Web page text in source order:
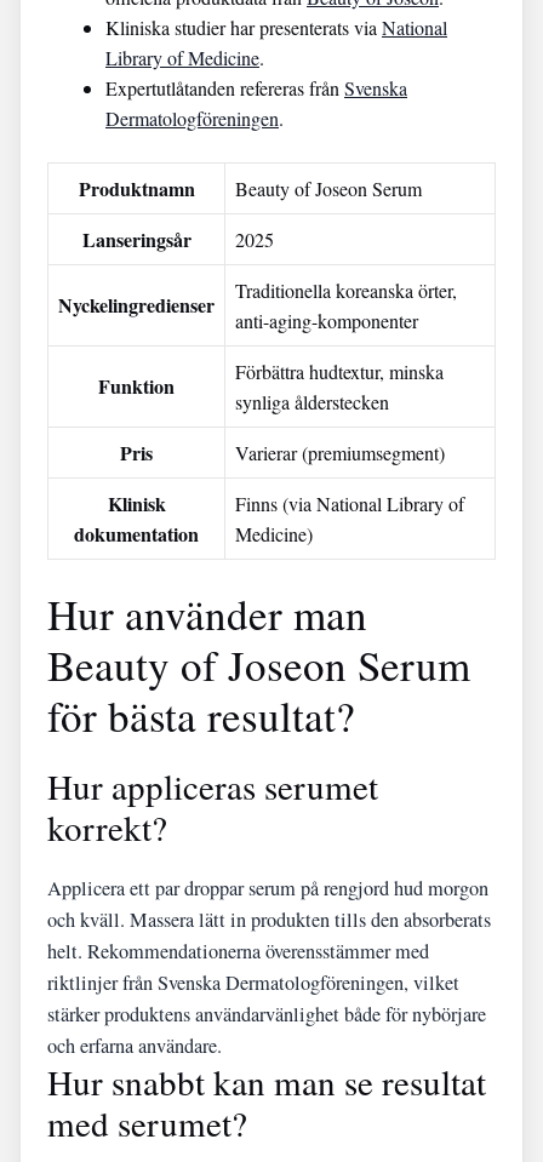
Kliniska studier har presenterats via National
Library of Medicine.
Expertutlåtanden refereras från Svenska
Dermatologföreningen.
Produktnamn Beauty of Joseon Serum
Lanseringsår 2025
Nyckelingredienser
Traditionella koreanska örter,
anti-aging-komponenter
Funktion
Förbättra hudtextur, minska
synliga ålderstecken
Pris Varierar (premiumsegment)
Klinisk
dokumentation
Finns (via National Library of
Medicine)
Hur använder man
Beauty of Joseon Serum
för bästa resultat?
Hur appliceras serumet
korrekt?
Applicera ett par droppar serum på rengjord hud morgon
och kväll. Massera lätt in produkten tills den absorberats
helt. Rekommendationerna överensstämmer med
riktlinjer från Svenska Dermatologföreningen, vilket
stärker produktens användarvänlighet både för nybörjare
och erfarna användare.
Hur snabbt kan man se resultat
med serumet?